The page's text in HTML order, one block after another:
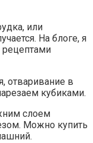
или
На блоге, я
отваривание в
кубиками.
слоем
Можно купить